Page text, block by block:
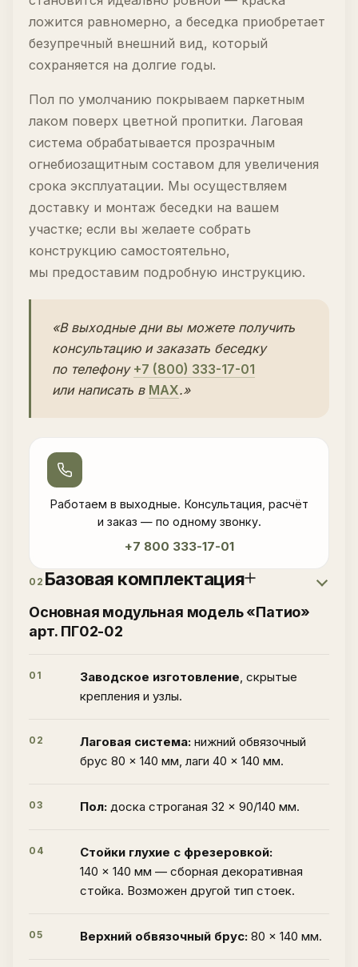
ложится равномерно, а беседка приобретает
безупречный внешний вид, который
сохраняется на долгие годы.
Пол по умолчанию покрываем паркетным
лаком поверх цветной пропитки. Лаговая
система обрабатывается прозрачным
огнебиозащитным составом для увеличения
срока эксплуатации. Мы осуществляем
доставку и монтаж беседки на вашем
участке; если вы желаете собрать
конструкцию самостоятельно,
мы предоставим подробную инструкцию.
«В выходные дни вы можете получить
консультацию и заказать беседку
по телефону +7 (800) 333-17-01
или написать в MAX.»
Работаем в выходные. Консультация, расчёт
и заказ — по одному звонку.
+7 800 333-17-01
02 Базовая комплектация
Основная модульная модель «Патио»
арт. ПГ02-02
01 Заводское изготовление, скрытые
крепления и узлы.
02 Лаговая система: нижний обвязочный
брус 80 × 140 мм, лаги 40 × 140 мм.
03 Пол: доска строганая 32 × 90/140 мм.
04
Стойки глухие с фрезеровкой:
140 × 140 мм — сборная декоративная
стойка. Возможен другой тип стоек.
05 Верхний обвязочный брус: 80 × 140 мм.